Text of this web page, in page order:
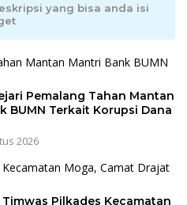
yang bisa anda isi
Pemalang Tahan Mantan
BUMN Terkait Korupsi Dana
2026
Pilkades Kecamatan